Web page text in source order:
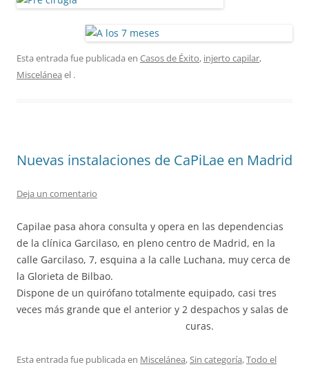
Esta entrada fue publicada en Casos de Éxito, injerto capilar,
Miscelánea el .
Nuevas instalaciones de CaPiLae en Madrid
Deja un comentario
Capilae pasa ahora consulta y opera en las dependencias
de la clínica Garcilaso, en pleno centro de Madrid, en la
calle Garcilaso, 7, esquina a la calle Luchana, muy cerca de
la Glorieta de Bilbao.
Dispone de un quirófano totalmente equipado, casi tres
veces más grande que el anterior y 2 despachos y salas de
curas.
Esta entrada fue publicada en Miscelánea,Sin categoría,Todo el